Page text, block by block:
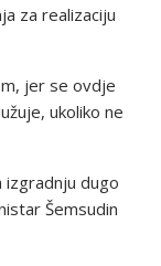
za realizaciju
jer se ovdje
ukoliko ne
dugo
Šemsudin